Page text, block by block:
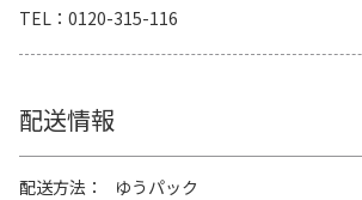
TEL
0120-315-116
配送情報
配送方法
ゆうパック